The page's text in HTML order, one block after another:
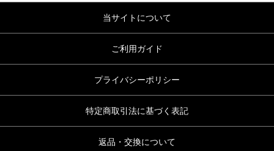
当サイトについて
ご利用ガイド
プライバシーポリシー
特定商取引法に基づく表記
返品・交換について